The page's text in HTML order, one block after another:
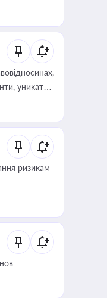
уникати
ризикам